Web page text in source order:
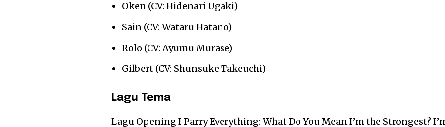
Oken (CV: Hidenari Ugaki)
Sain (CV: Wataru Hatano)
Rolo (CV: Ayumu Murase)
Gilbert (CV: Shunsuke Takeuchi)
Lagu Tema
Lagu Opening I Parry Everything: What Do You Mean I’m the Strongest?